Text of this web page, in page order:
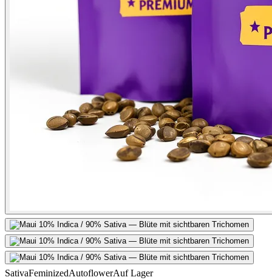
SativaFeminizedAutoflowerAuf Lager